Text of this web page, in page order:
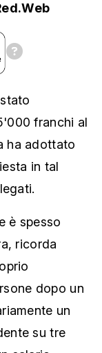
franchi al
ha adottato
in tal
è spesso
ricorda
dopo un
un
su tre